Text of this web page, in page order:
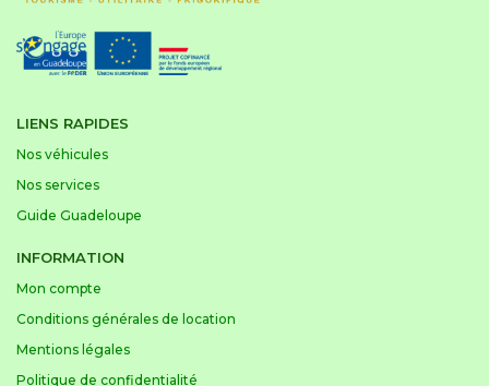
LIENS RAPIDES
Nos véhicules
Nos services
Guide Guadeloupe
INFORMATION
Mon compte
Conditions générales de location
Mentions légales
Politique de confidentialité